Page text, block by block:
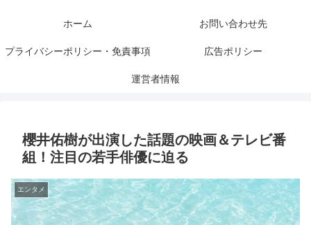
ホーム お問い合わせ先
プライバシーポリシー・免責事項 広告ポリシー
運営者情報
櫻井佑樹が出演した話題の映画＆テレビ番
組！注目の若手俳優に迫る
エンタメ